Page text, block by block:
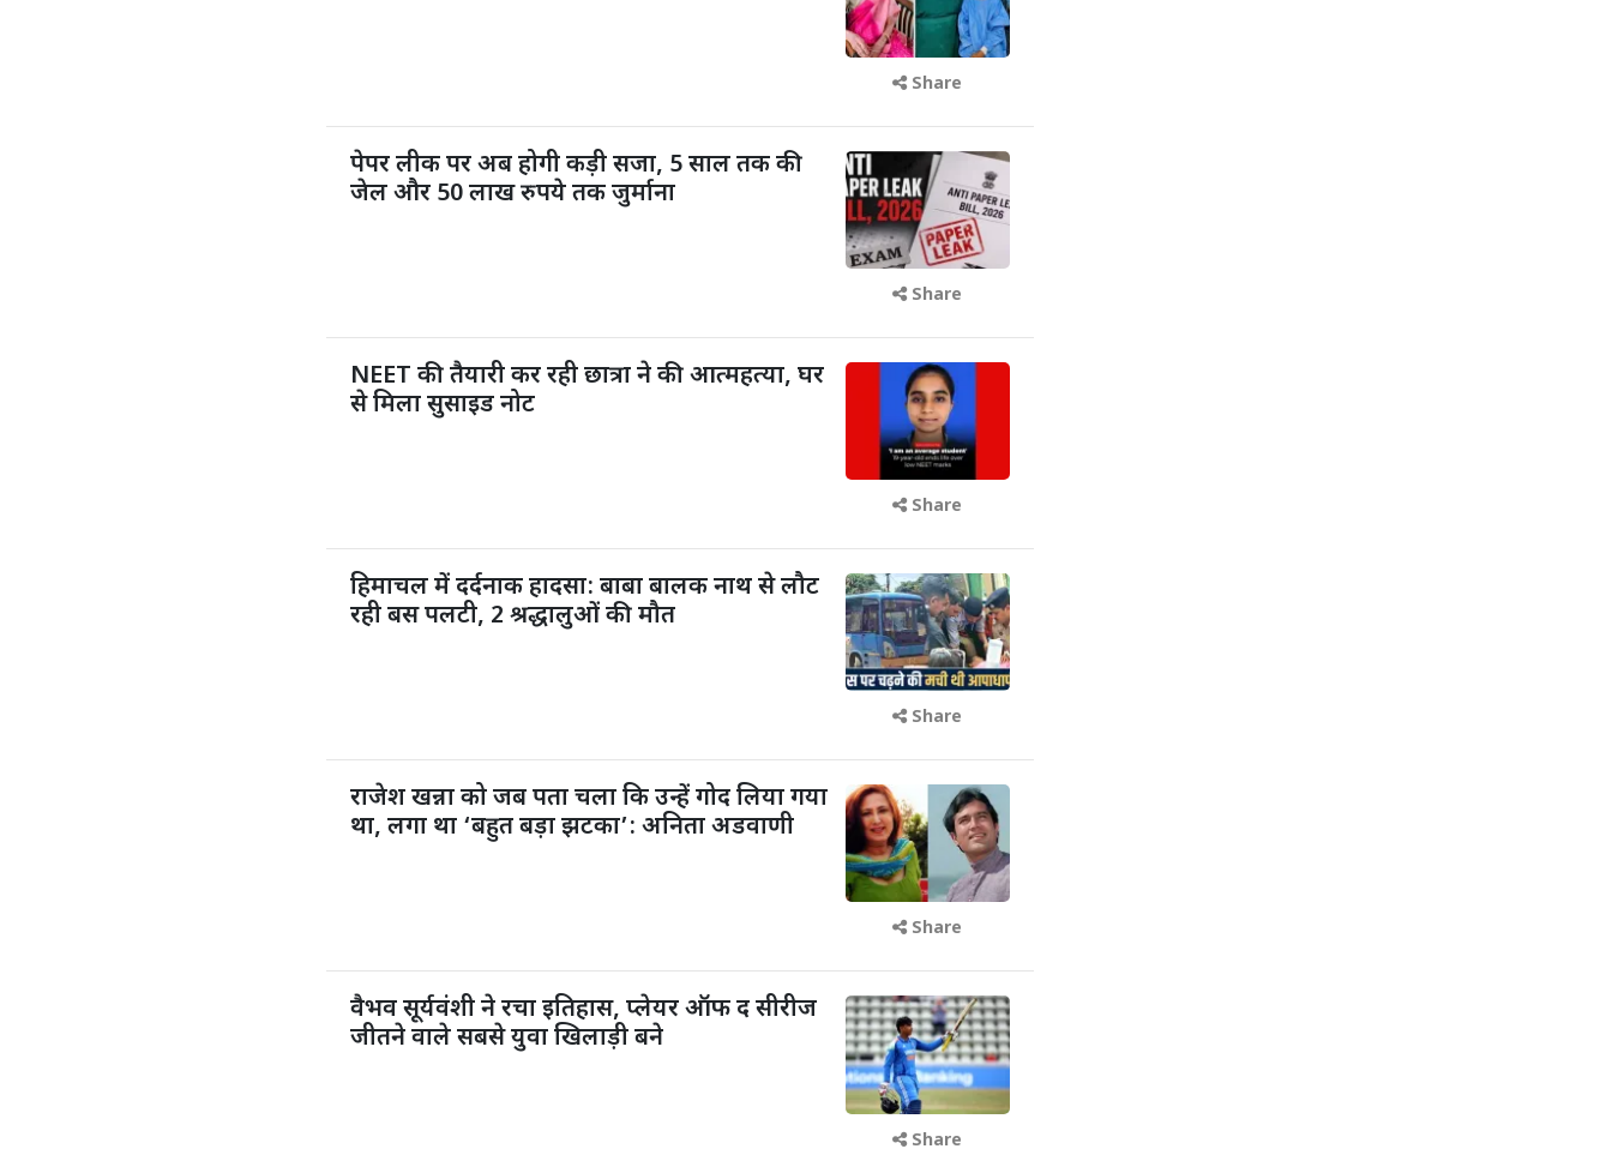
Share
पेपर लीक पर अब होगी कड़ी सजा, 5 साल तक की
जेल और 50 लाख रुपये तक जुर्माना
Share
NEET की तैयारी कर रही छात्रा ने की आत्महत्या, घर
से मिला सुसाइड नोट
Share
हिमाचल में दर्दनाक हादसा: बाबा बालक नाथ से लौट
रही बस पलटी, 2 श्रद्धालुओं की मौत
Share
राजेश खन्ना को जब पता चला कि उन्हें गोद लिया गया
था, लगा था ‘बहुत बड़ा झटका’: अनिता अडवाणी
Share
वैभव सूर्यवंशी ने रचा इतिहास, प्लेयर ऑफ द सीरीज
जीतने वाले सबसे युवा खिलाड़ी बने
Share